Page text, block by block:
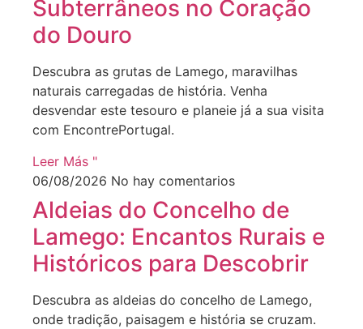
Subterrâneos no Coração
do Douro
Descubra as grutas de Lamego, maravilhas
naturais carregadas de história. Venha
desvendar este tesouro e planeie já a sua visita
com EncontrePortugal.
Leer Más "
06/08/2026 No hay comentarios
Aldeias do Concelho de
Lamego: Encantos Rurais e
Históricos para Descobrir
Descubra as aldeias do concelho de Lamego,
onde tradição, paisagem e história se cruzam.